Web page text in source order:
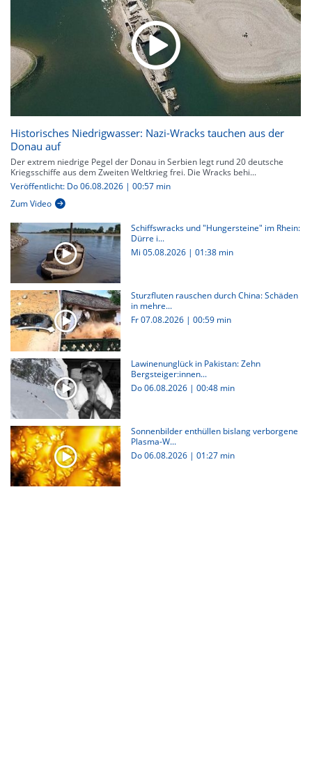
Historisches Niedrigwasser: Nazi-Wracks tauchen aus der
Donau auf
Der extrem niedrige Pegel der Donau in Serbien legt rund 20 deutsche
Kriegsschiffe aus dem Zweiten Weltkrieg frei. Die Wracks behi...
Veröffentlicht: Do 06.08.2026 | 00:57 min
Zum Video
Schiffswracks und "Hungersteine" im Rhein:
Dürre i...
Mi 05.08.2026 | 01:38 min
Sturzfluten rauschen durch China: Schäden
in mehre...
Fr 07.08.2026 | 00:59 min
Lawinenunglück in Pakistan: Zehn
Bergsteiger:innen...
Do 06.08.2026 | 00:48 min
Sonnenbilder enthüllen bislang verborgene
Plasma-W...
Do 06.08.2026 | 01:27 min